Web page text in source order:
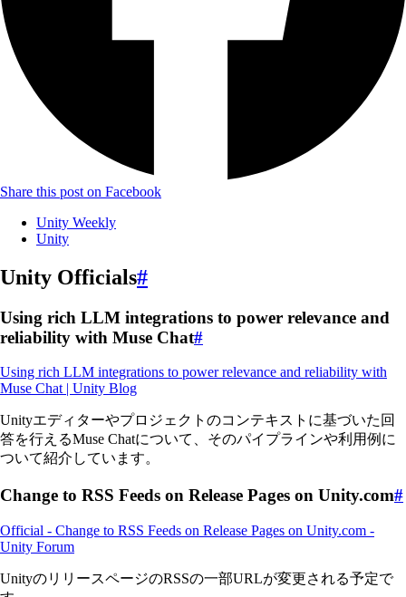
Share this post on Facebook
Unity Weekly
Unity
Unity Officials#
Using rich LLM integrations to power relevance and
reliability with Muse Chat#
Using rich LLM integrations to power relevance and reliability with
Muse Chat | Unity Blog
Unityエディターやプロジェクトのコンテキストに基づいた回
答を行えるMuse Chatについて、そのパイプラインや利用例に
ついて紹介しています。
Change to RSS Feeds on Release Pages on Unity.com#
Official - Change to RSS Feeds on Release Pages on Unity.com -
Unity Forum
UnityのリリースページのRSSの一部URLが変更される予定で